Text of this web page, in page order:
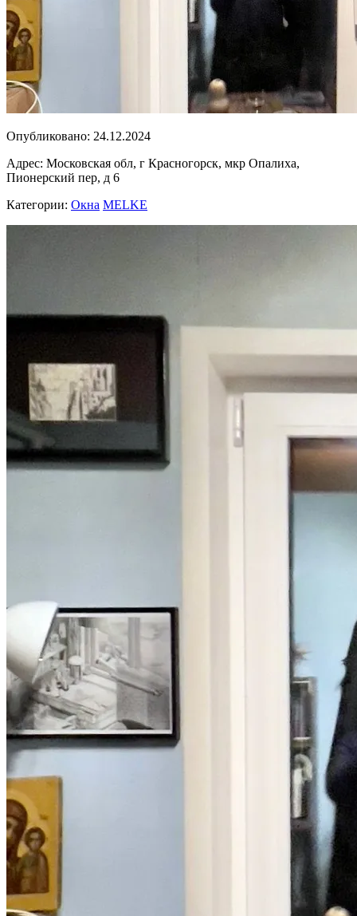
Опубликовано: 24.12.2024
Адрес: Московская обл, г Красногорск, мкр Опалиха,
Пионерский пер, д 6
Категории: Окна MELKE